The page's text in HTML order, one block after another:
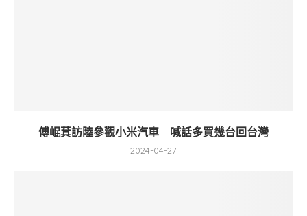
傅崐萁訪陸參觀小米汽車 喊話多買幾台回台灣
2024-04-27